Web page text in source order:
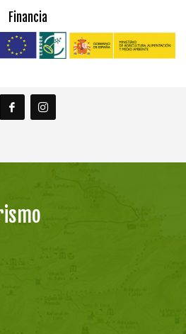
Financia